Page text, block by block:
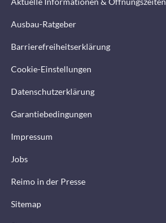
Ausbau-Ratgeber
Barrierefreiheitserklärung
Cookie-Einstellungen
Datenschutzerklärung
Garantiebedingungen
Impressum
Jobs
Reimo in der Presse
Sitemap